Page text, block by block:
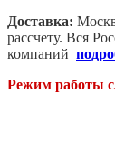
Доставка:
рассчету. Вся
компаний
Режим работы